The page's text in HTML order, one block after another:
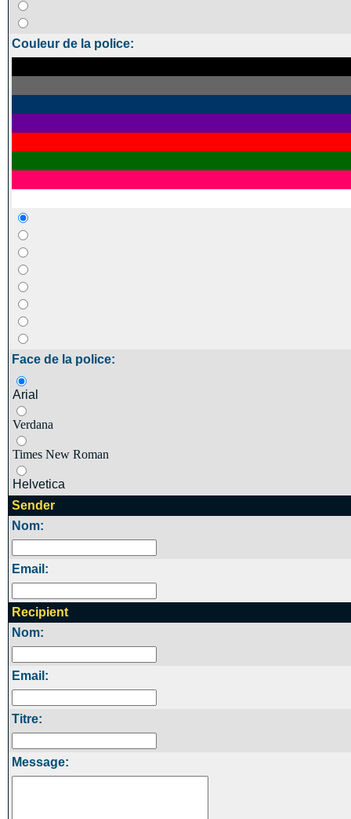
Couleur de la police:
Face de la police:
Arial
Verdana
Times New Roman
Helvetica
Sender
Nom:
Email:
Recipient
Nom:
Email:
Titre:
Message: